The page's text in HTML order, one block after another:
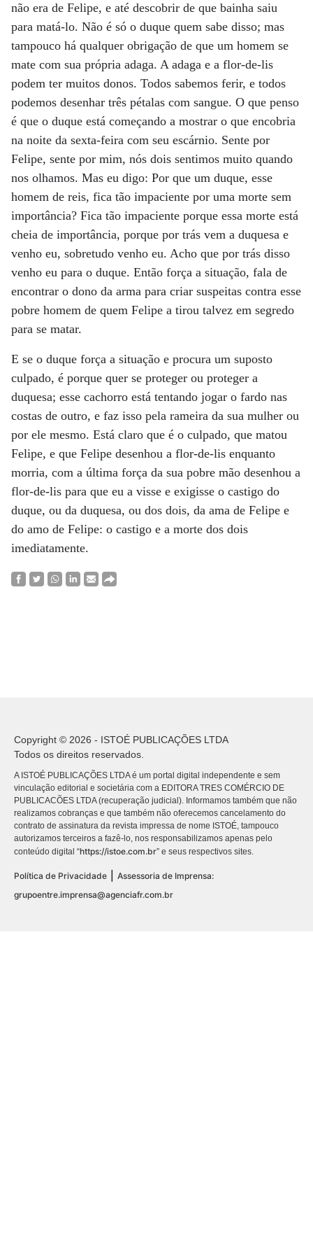
não era de Felipe, e até descobrir de que bainha saiu
para matá-lo. Não é só o duque quem sabe disso; mas
tampouco há qualquer obrigação de que um homem se
mate com sua própria adaga. A adaga e a flor-de-lis
podem ter muitos donos. Todos sabemos ferir, e todos
podemos desenhar três pétalas com sangue. O que penso
é que o duque está começando a mostrar o que encobria
na noite da sexta-feira com seu escárnio. Sente por
Felipe, sente por mim, nós dois sentimos muito quando
nos olhamos. Mas eu digo: Por que um duque, esse
homem de reis, fica tão impaciente por uma morte sem
importância? Fica tão impaciente porque essa morte está
cheia de importância, porque por trás vem a duquesa e
venho eu, sobretudo venho eu. Acho que por trás disso
venho eu para o duque. Então força a situação, fala de
encontrar o dono da arma para criar suspeitas contra esse
pobre homem de quem Felipe a tirou talvez em segredo
para se matar.
E se o duque força a situação e procura um suposto
culpado, é porque quer se proteger ou proteger a
duquesa; esse cachorro está tentando jogar o fardo nas
costas de outro, e faz isso pela rameira da sua mulher ou
por ele mesmo. Está claro que é o culpado, que matou
Felipe, e que Felipe desenhou a flor-de-lis enquanto
morria, com a última força da sua pobre mão desenhou a
flor-de-lis para que eu a visse e exigisse o castigo do
duque, ou da duquesa, ou dos dois, da ama de Felipe e
do amo de Felipe: o castigo e a morte dos dois
imediatamente.
Copyright © 2026 - ISTOÉ PUBLICAÇÕES LTDA
Todos os direitos reservados.
A ISTOÉ PUBLICAÇÕES LTDA é um portal digital independente e sem
vinculação editorial e societária com a EDITORA TRES COMÉRCIO DE
PUBLICACÕES LTDA (recuperação judicial). Informamos também que não
realizamos cobranças e que também não oferecemos cancelamento do
contrato de assinatura da revista impressa de nome ISTOÉ, tampouco
autorizamos terceiros a fazê-lo, nos responsabilizamos apenas pelo
conteúdo digital “https://istoe.com.br” e seus respectivos sites.
Política de Privacidade
Assessoria de Imprensa:
grupoentre.imprensa@agenciafr.com.br